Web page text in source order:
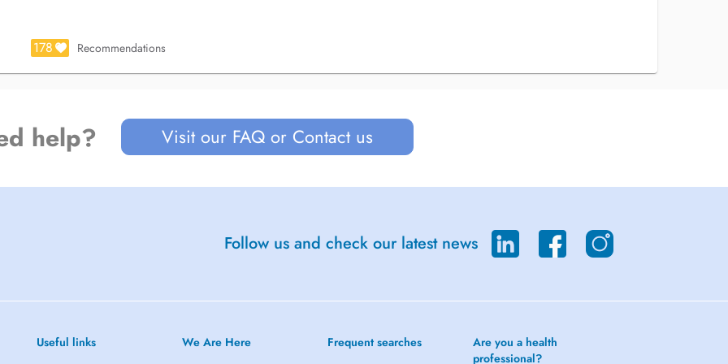
178 Recommendations
help? Visit our FAQ or Contact us
Follow us and check our latest news
Useful links We Are Here Frequent searches
Are you a health
professional?